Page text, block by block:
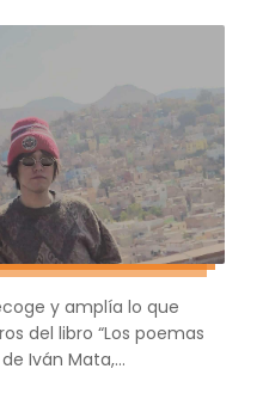
y amplía lo que
del libro “Los poemas
Iván Mata,...